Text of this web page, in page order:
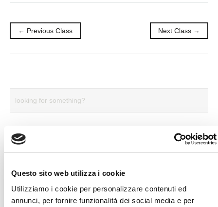
Questo sito web utilizza i cookie
Utilizziamo i cookie per personalizzare contenuti ed
annunci, per fornire funzionalità dei social media e per
← Previous Class Next Class →
ULTIME NOTIZIE E CURIOSITÀ
Test Neuromuscolare di precisione